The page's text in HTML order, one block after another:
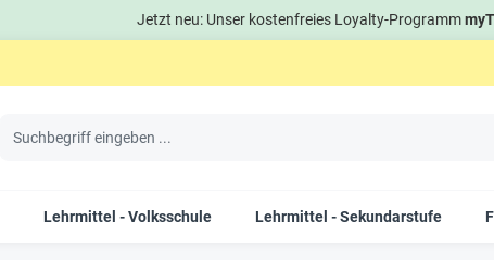
Jetzt neu: Unser kostenfreies Loyalty-Programm
Lehrmittel - Volksschule Lehrmittel - Sekundarstufe